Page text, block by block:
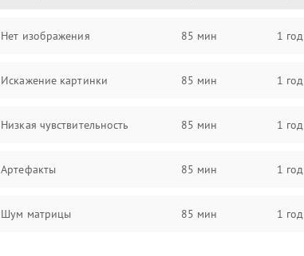
Нет изображения 85 мин 1 год
Искажение картинки 85 мин 1 год
Низкая чувствительность 85 мин 1 год
Артефакты 85 мин 1 год
Шум матрицы 85 мин 1 год